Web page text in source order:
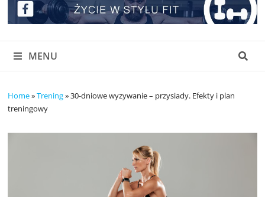
MENU
Home»Trening»30-dniowe wyzywanie – przysiady. Efekty i plan
treningowy